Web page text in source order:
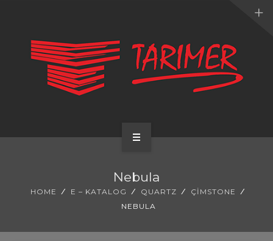
Nebula
HOME E – KATALOG QUARTZ
ÇIMSTONE
NEBULA